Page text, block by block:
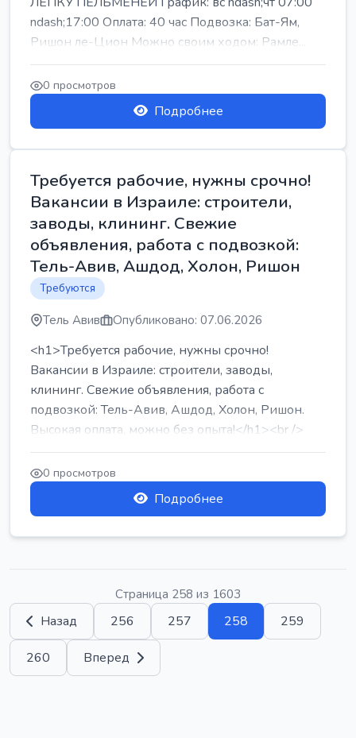
ndash;17:00 Оплата: 40 час Подвозка: Бат-Ям,
Ришон ле-Цион Можно своим ходом: Рамле...
0 просмотров
Подробнее
Требуется рабочие, нужны срочно!
Вакансии в Израиле: строители,
заводы, клининг. Свежие
объявления, работа с подвозкой:
Тель-Авив, Ашдод, Холон, Ришон
Требуются
Тель Авив Опубликовано: 07.06.2026
<h1>Требуется рабочие, нужны срочно!
Вакансии в Израиле: строители, заводы,
клининг. Свежие объявления, работа с
подвозкой: Тель-Авив, Ашдод, Холон, Ришон.
Высокая оплата, можно без опыта!</h1><br />
...
0 просмотров
Подробнее
Страница 258 из 1603
Назад 256 257 258 259
260 Вперед